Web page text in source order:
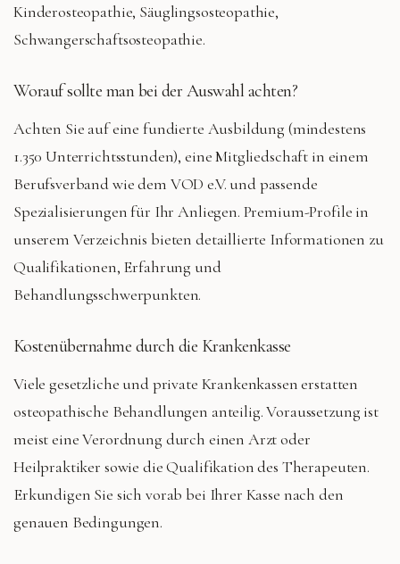
Kinderosteopathie, Säuglingsosteopathie,
Schwangerschaftsosteopathie.
Worauf sollte man bei der Auswahl achten?
Achten Sie auf eine fundierte Ausbildung (mindestens
1.350 Unterrichtsstunden), eine Mitgliedschaft in einem
Berufsverband wie dem VOD e.V. und passende
Spezialisierungen für Ihr Anliegen. Premium-Profile in
unserem Verzeichnis bieten detaillierte Informationen zu
Qualifikationen, Erfahrung und
Behandlungsschwerpunkten.
Kostenübernahme durch die Krankenkasse
Viele gesetzliche und private Krankenkassen erstatten
osteopathische Behandlungen anteilig. Voraussetzung ist
meist eine Verordnung durch einen Arzt oder
Heilpraktiker sowie die Qualifikation des Therapeuten.
Erkundigen Sie sich vorab bei Ihrer Kasse nach den
genauen Bedingungen.